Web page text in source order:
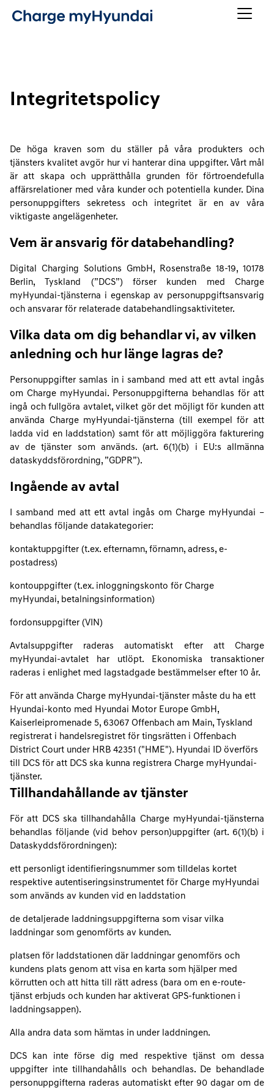
Integritetspolicy
De höga kraven som du ställer på våra produkters och
tjänsters kvalitet avgör hur vi hanterar dina uppgifter. Vårt mål
är att skapa och upprätthålla grunden för förtroendefulla
affärsrelationer med våra kunder och potentiella kunder. Dina
personuppgifters sekretess och integritet är en av våra
viktigaste angelägenheter.
Vem är ansvarig för databehandling?
Digital Charging Solutions GmbH, Rosenstraße 18-19, 10178
Berlin, Tyskland (”DCS”) förser kunden med Charge
myHyundai-tjänsterna i egenskap av personuppgiftsansvarig
och ansvarar för relaterade databehandlingsaktiviteter.
Vilka data om dig behandlar vi, av vilken
anledning och hur länge lagras de?
Personuppgifter samlas in i samband med att ett avtal ingås
om Charge myHyundai. Personuppgifterna behandlas för att
ingå och fullgöra avtalet, vilket gör det möjligt för kunden att
använda Charge myHyundai-tjänsterna (till exempel för att
ladda vid en laddstation) samt för att möjliggöra fakturering
av de tjänster som används. (art. 6(1)(b) i EU:s allmänna
dataskyddsförordning, ”GDPR”).
Ingående av avtal
I samband med att ett avtal ingås om Charge myHyundai –
behandlas följande datakategorier:
kontaktuppgifter (t.ex. efternamn, förnamn, adress, e-
postadress)
kontouppgifter (t.ex. inloggningskonto för Charge
myHyundai, betalningsinformation)
fordonsuppgifter (VIN)
Avtalsuppgifter raderas automatiskt efter att Charge
myHyundai-avtalet har utlöpt. Ekonomiska transaktioner
raderas i enlighet med lagstadgade bestämmelser efter 10 år.
För att använda Charge myHyundai-tjänster måste du ha ett
Hyundai-konto med Hyundai Motor Europe GmbH,
Kaiserleipromenade 5, 63067 Offenbach am Main, Tyskland
registrerat i handelsregistret för tingsrätten i Offenbach
District Court under HRB 42351 ("HME"). Hyundai ID överförs
till DCS för att DCS ska kunna registrera Charge myHyundai-
tjänster.
Tillhandahållande av tjänster
För att DCS ska tillhandahålla Charge myHyundai-tjänsterna
behandlas följande (vid behov person)uppgifter (art. 6(1)(b) i
Dataskyddsförordningen):
ett personligt identifieringsnummer som tilldelas kortet
respektive autentiseringsinstrumentet för Charge myHyundai
som används av kunden vid en laddstation
de detaljerade laddningsuppgifterna som visar vilka
laddningar som genomförts av kunden.
platsen för laddstationen där laddningar genomförs och
kundens plats genom att visa en karta som hjälper med
körrutten och att hitta till rätt adress (bara om en e-route-
tjänst erbjuds och kunden har aktiverat GPS-funktionen i
laddningsappen).
Alla andra data som hämtas in under laddningen.
DCS kan inte förse dig med respektive tjänst om dessa
uppgifter inte tillhandahålls och behandlas. De behandlade
personuppgifterna raderas automatiskt efter 90 dagar om de